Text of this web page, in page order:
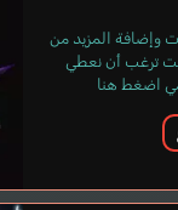
وإضافة المزيد من
ترغب أن نعطي
اضغط هنا